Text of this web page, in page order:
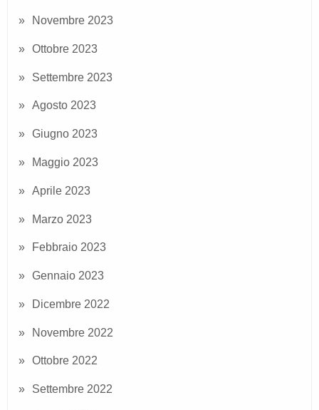
Novembre 2023
Ottobre 2023
Settembre 2023
Agosto 2023
Giugno 2023
Maggio 2023
Aprile 2023
Marzo 2023
Febbraio 2023
Gennaio 2023
Dicembre 2022
Novembre 2022
Ottobre 2022
Settembre 2022